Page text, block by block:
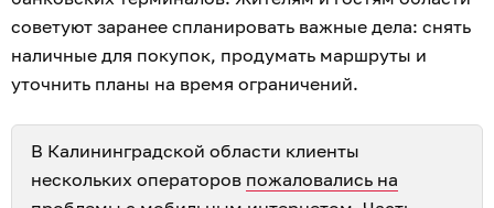
советуют заранее спланировать важные дела: снять
наличные для покупок, продумать маршруты и
уточнить планы на время ограничений.
В Калининградской области клиенты
нескольких операторов пожаловались на